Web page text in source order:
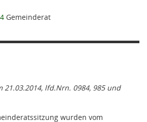
Gemeinderat
21.03.2014, lfd.Nrn. 0984, 985 und
wurden vom